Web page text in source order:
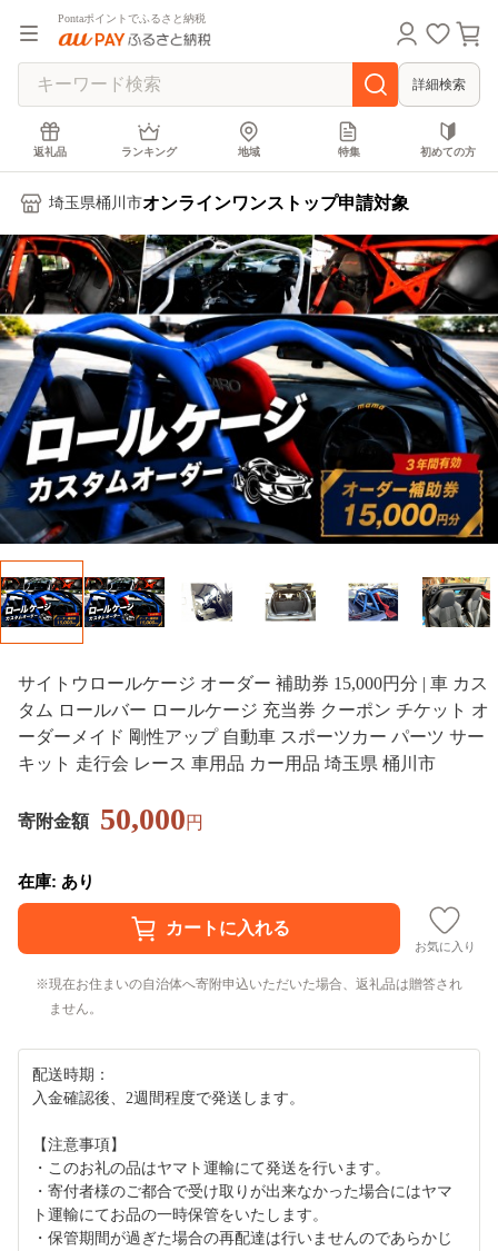
Pontaポイントでふるさと納税
詳細検索
返礼品 ランキング 地域 特集 初めての方
埼玉県桶川市オンラインワンストップ申請対象
サイトウロールケージ オーダー 補助券 15,000円分 | 車 カス
タム ロールバー ロールケージ 充当券 クーポン チケット オ
ーダーメイド 剛性アップ 自動車 スポーツカー パーツ サー
キット 走行会 レース 車用品 カー用品 埼玉県 桶川市
寄附金額 50,000円
在庫: あり
お気に入り
現在お住まいの自治体へ寄附申込いただいた場合、返礼品は贈答され
ません。
配送時期：
入金確認後、2週間程度で発送します。
【注意事項】
・このお礼の品はヤマト運輸にて発送を行います。
・寄付者様のご都合で受け取りが出来なかった場合にはヤマ
ト運輸にてお品の一時保管をいたします。
・保管期間が過ぎた場合の再配達は行いませんのであらかじ